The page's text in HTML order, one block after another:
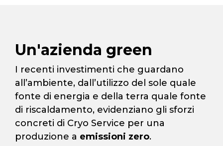
Un'azienda green
I recenti investimenti che guardano
all’ambiente, dall’utilizzo del sole quale
fonte di energia e della terra quale fonte
di riscaldamento, evidenziano gli sforzi
concreti di Cryo Service per una
produzione a emissioni zero.